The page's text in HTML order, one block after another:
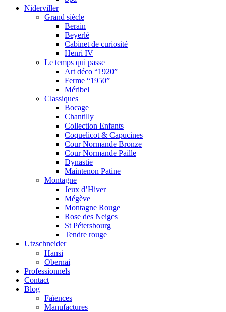
Niderviller
Grand siècle
Berain
Beyerlé
Cabinet de curiosité
Henri IV
Le temps qui passe
Art déco “1920”
Ferme “1950”
Méribel
Classiques
Bocage
Chantilly
Collection Enfants
Coquelicot & Capucines
Cour Normande Bronze
Cour Normande Paille
Dynastie
Maintenon Patine
Montagne
Jeux d’Hiver
Mégève
Montagne Rouge
Rose des Neiges
St Pétersbourg
Tendre rouge
Utzschneider
Hansi
Obernai
Professionnels
Contact
Blog
Faïences
Manufactures